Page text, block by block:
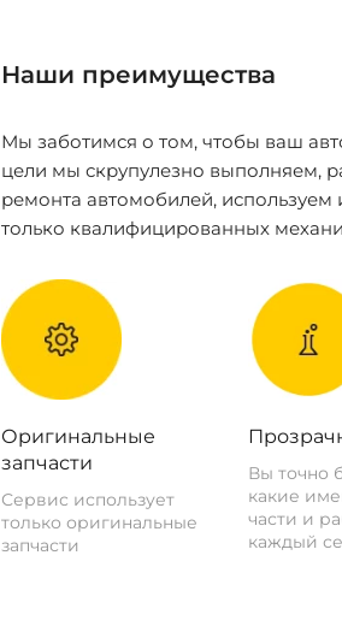
Наши преимущества
Мы заботимся о том, чтобы ваш
цели мы скрупулезно выполняем,
ремонта автомобилей,
только квалифицированных
Оригинальные
запчасти
Сервис использует
только оригинальные
запчасти
Вы точно
какие
части и
каждый